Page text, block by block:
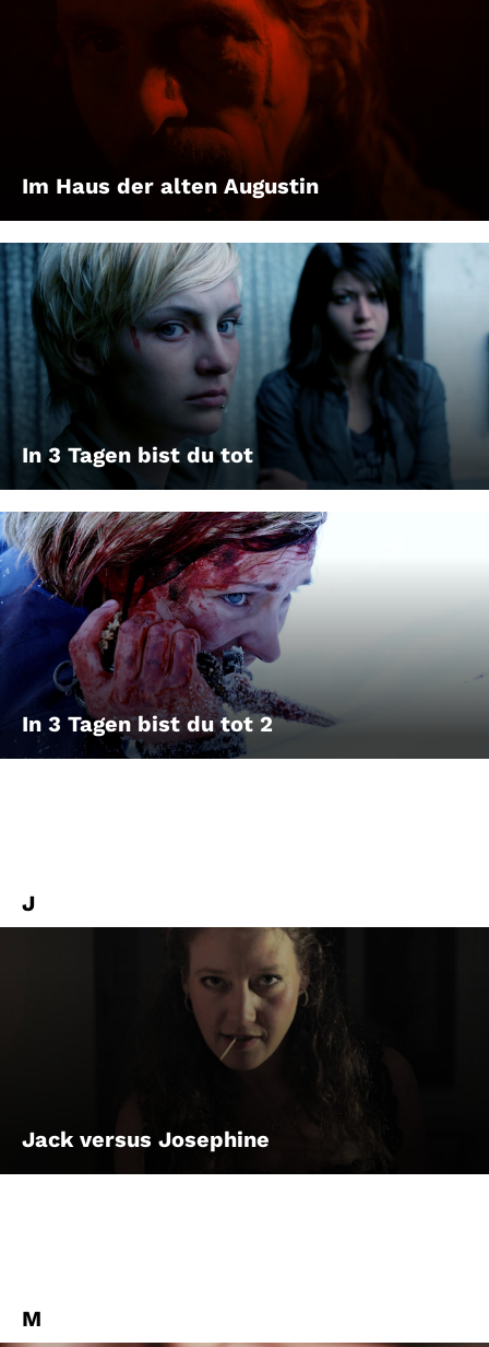
Im Haus der alten Augustin
In 3 Tagen bist du tot
In 3 Tagen bist du tot 2
J
Jack versus Josephine
M